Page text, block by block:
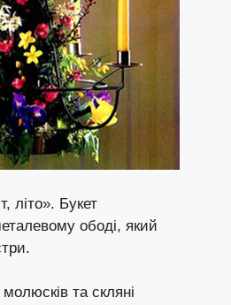
літо». Букет
ободі, який
та скляні